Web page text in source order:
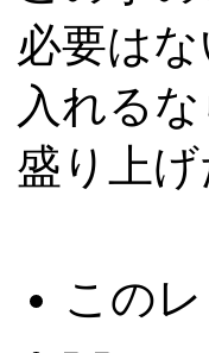
必要は
入れる
盛り上
この